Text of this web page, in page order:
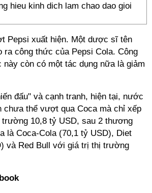
Pepsi xuất hiện. Một dược sĩ tên
ra công thức của Pepsi Cola. Công
còn có một tác dụng nữa là giảm
đấu" và cạnh tranh, hiện tại, nước
chưa thể vượt qua Coca mà chỉ xếp
10,8 tỷ USD, sau 2 thương
là Coca-Cola (70,1 tỷ USD), Diet
và Red Bull với giá trị thị trường